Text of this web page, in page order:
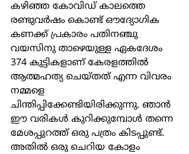
കഴിഞ്ഞ കോവിഡ് കാലത്തെ
രണ്ടുവര്‍ഷം കൊണ്ട് ഔദ്യോഗിക
കണക്ക് പ്രകാരം പതിനഞ്ചു
വയസിനു താഴെയുള്ള ഏകദേശം
374 കുട്ടികളാണ് കേരളത്തില്‍
ആത്മഹത്യ ചെയ്തത് എന്ന വിവരം
നമ്മളെ
ചിന്തിപ്പിക്കേണ്ടിയിരിക്കുന്നു. ഞാന്‍
ഈ വരികള്‍ കുറിക്കുമ്പോള്‍ തന്നെ
മേശപ്പുറത്ത് ഒരു പത്രം കിടപ്പുണ്ട്.
അതില്‍ ഒരു ചെറിയ കോളം